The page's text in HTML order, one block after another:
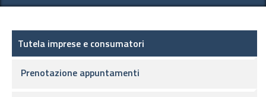
Tutela imprese e consumatori
Tutela imprese e consumatori
Prenotazione appuntamenti